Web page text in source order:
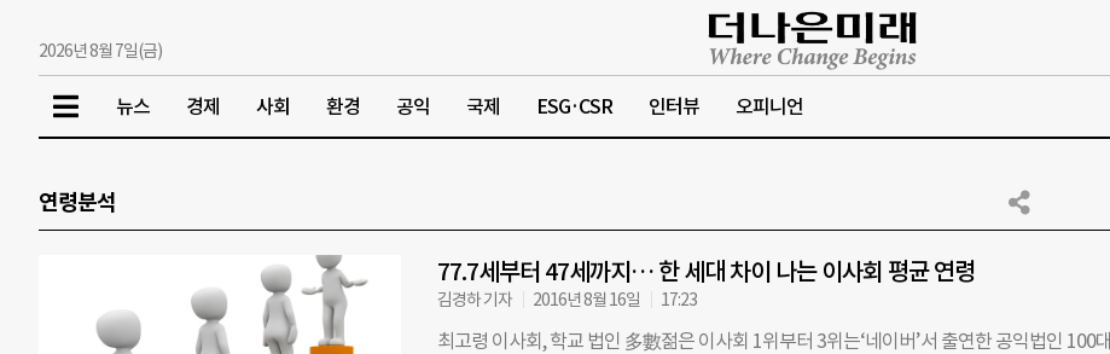
2026년 8월 7일(금)
뉴스 경제 사회 환경 공익 국제 ESG·CSR 인터뷰 오피니언
연령분석
77.7세부터 47세까지… 한 세대 차이 나는 이사회 평균 연령
김경하 기자 2016년 8월 16일 17:23
최고령 이사회, 학교 법인 多數젊은 이사회 1위부터 3위는‘네이버’서 출연한 공익법인 100대